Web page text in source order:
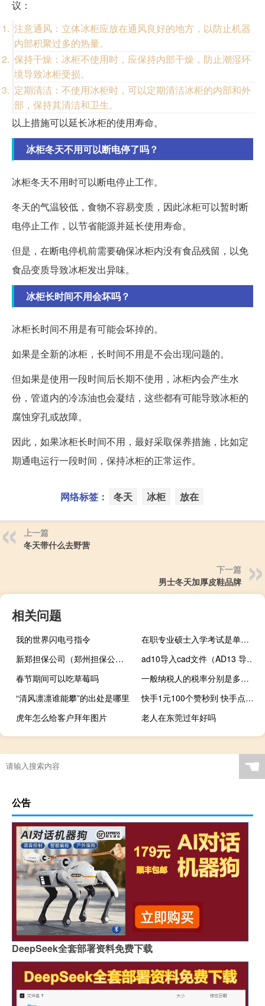
议：
注意通风：立体冰柜应放在通风良好的地方，以防止机器
内部积聚过多的热量。
保持干燥：冰柜不使用时，应保持内部干燥，防止潮湿环
境导致冰柜受损。
定期清洁：不使用冰柜时，可以定期清洁冰柜的内部和外
部，保持其清洁和卫生。
以上措施可以延长冰柜的使用寿命。
冰柜冬天不用可以断电停了吗？
冰柜冬天不用时可以断电停止工作。
冬天的气温较低，食物不容易变质，因此冰柜可以暂时断
电停止工作，以节省能源并延长使用寿命。
但是，在断电停机前需要确保冰柜内没有食品残留，以免
食品变质导致冰柜发出异味。
冰柜长时间不用会坏吗？
冰柜长时间不用是有可能会坏掉的。
如果是全新的冰柜，长时间不用是不会出现问题的。
但如果是使用一段时间后长期不使用，冰柜内会产生水
份，管道内的冷冻油也会凝结，这些都有可能导致冰柜的
腐蚀穿孔或故障。
因此，如果冰柜长时间不用，最好采取保养措施，比如定
期通电运行一段时间，保持冰柜的正常运作。
网络标签： 冬天 冰柜 放在
上一篇
冬天带什么去野营
下一篇
男士冬天加厚皮鞋品牌
相关问题
我的世界闪电弓指令
在职专业硕士入学考试是单独进行的吗
新郑担保公司（郑州担保公司出事）
ad10导入cad文件（AD13 导入cad 插件是什么）
春节期间可以吃草莓吗
一般纳税人的税率分别是多少（一般纳税人的税率是多少）
“清风凛凛谁能攀”的出处是哪里
快手1元100个赞秒到 快手点赞数量上限
虎年怎么给客户拜年图片
老人在东莞过年好吗
☚
公告
DeepSeek全套部署资料免费下载